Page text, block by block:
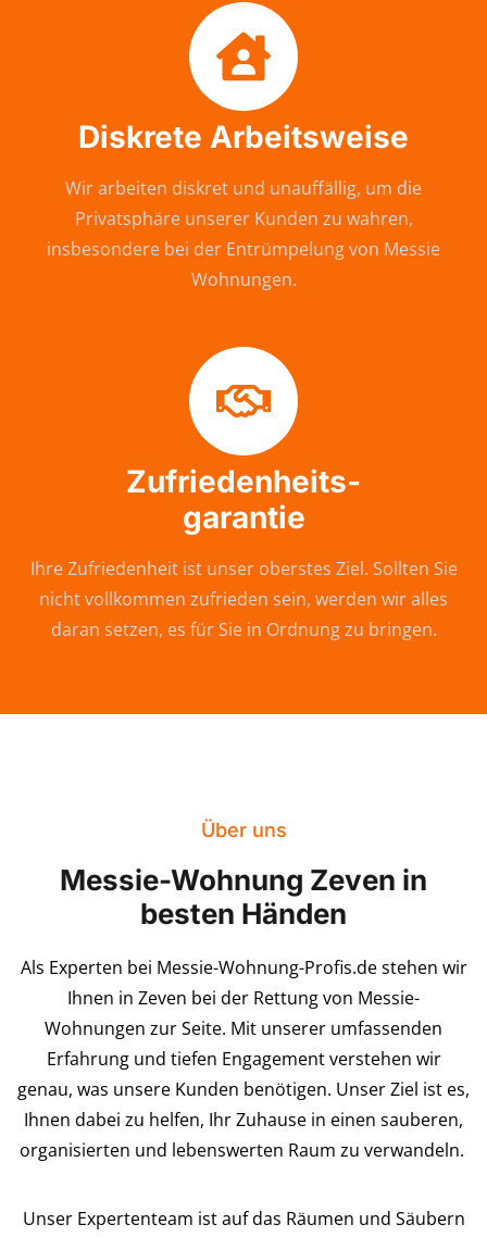
Diskrete Arbeitsweise
Wir arbeiten diskret und unauffällig, um die
Privatsphäre unserer Kunden zu wahren,
insbesondere bei der Entrümpelung von Messie
Wohnungen.
Zufriedenheits-
garantie
Ihre Zufriedenheit ist unser oberstes Ziel. Sollten Sie
nicht vollkommen zufrieden sein, werden wir alles
daran setzen, es für Sie in Ordnung zu bringen.
Über uns
Messie-Wohnung Zeven in
besten Händen
Als Experten bei Messie-Wohnung-Profis.de stehen wir
Ihnen in Zeven bei der Rettung von Messie-
Wohnungen zur Seite. Mit unserer umfassenden
Erfahrung und tiefen Engagement verstehen wir
genau, was unsere Kunden benötigen. Unser Ziel ist es,
Ihnen dabei zu helfen, Ihr Zuhause in einen sauberen,
organisierten und lebenswerten Raum zu verwandeln.
Unser Expertenteam ist auf das Räumen und Säubern